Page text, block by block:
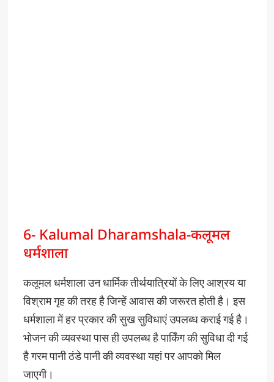
6- Kalumal Dharamshala-कलूमल
धर्मशाला
कलूमल धर्मशाला उन धार्मिक तीर्थयात्रियों के लिए आश्रय या
विश्राम गृह की तरह है जिन्हें आवास की जरूरत होती है। इस
धर्मशाला में हर प्रकार की सुख सुविधाएं उपलब्ध कराई गई है।
भोजन की व्यवस्था पास ही उपलब्ध है पार्किंग की सुविधा दी गई
है गरम पानी ठंडे पानी की व्यवस्था यहां पर आपको मिल
जाएगी।